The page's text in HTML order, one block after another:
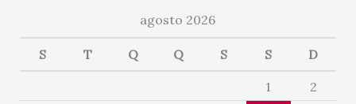
agosto 2026
S T Q Q S S D
1
2